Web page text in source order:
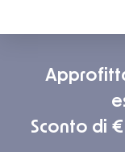
Sconto di